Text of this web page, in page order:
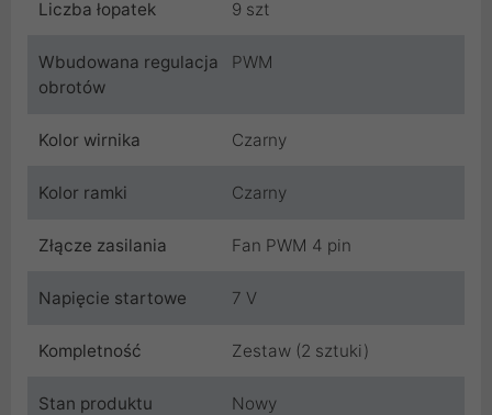
Liczba łopatek 9 szt
Wbudowana regulacja
obrotów
PWM
Kolor wirnika Czarny
Kolor ramki Czarny
Złącze zasilania Fan PWM 4 pin
Napięcie startowe 7 V
Kompletność Zestaw (2 sztuki)
Stan produktu Nowy